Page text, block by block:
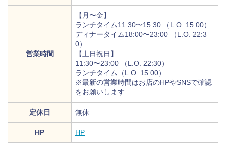
営業時間
【月〜金】
ランチタイム11:30〜15:30 （L.O. 15:00）
ディナータイム18:00〜23:00 （L.O. 22:3
0）
【土日祝日】
11:30〜23:00 （L.O. 22:30）
ランチタイム（L.O. 15:00）
※最新の営業時間はお店のHPやSNSで確認
をお願いします
定休日 無休
HP HP